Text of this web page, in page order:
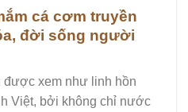
cá cơm truyền
đời sống người
được xem như linh hồn
Việt, bởi không chỉ nước